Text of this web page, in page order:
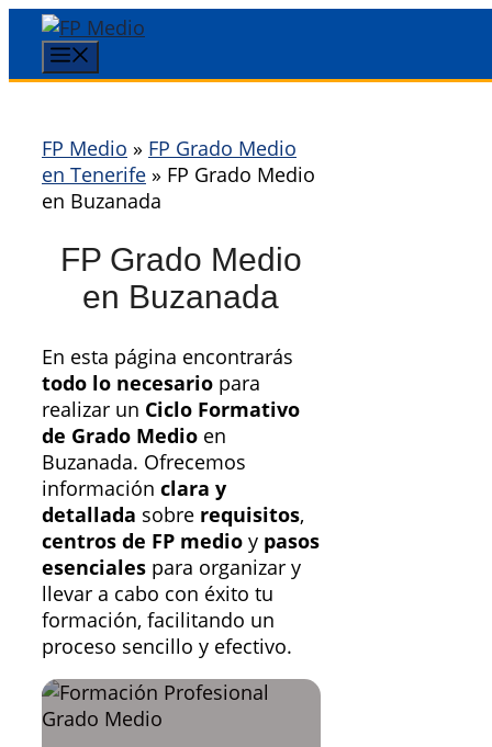
Saltar
contenido
FP Medio » FP Grado Medio
en Tenerife » FP Grado Medio
en Buzanada
FP Grado Medio
en Buzanada
En esta página encontrarás
todo lo necesario para
realizar un Ciclo Formativo
de Grado Medio en
Buzanada. Ofrecemos
información clara y
detallada sobre requisitos,
centros de FP medio y pasos
esenciales para organizar y
llevar a cabo con éxito tu
formación, facilitando un
proceso sencillo y efectivo.